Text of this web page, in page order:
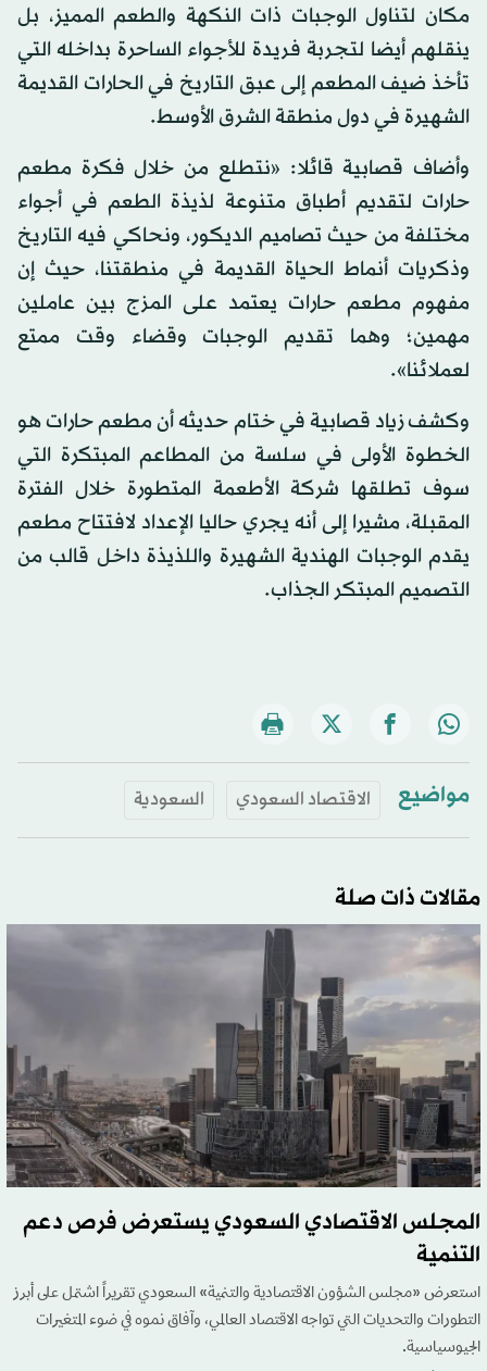
مكان لتناول الوجبات ذات النكهة والطعم المميز، بل
ينقلهم أيضا لتجربة فريدة للأجواء الساحرة بداخله التي
تأخذ ضيف المطعم إلى عبق التاريخ في الحارات القديمة
الشهيرة في دول منطقة الشرق الأوسط.
وأضاف قصابية قائلا: «نتطلع من خلال فكرة مطعم
حارات لتقديم أطباق متنوعة لذيذة الطعم في أجواء
مختلفة من حيث تصاميم الديكور، ونحاكي فيه التاريخ
وذكريات أنماط الحياة القديمة في منطقتنا، حيث إن
مفهوم مطعم حارات يعتمد على المزج بين عاملين
مهمين؛ وهما تقديم الوجبات وقضاء وقت ممتع
لعملائنا».
وكشف زياد قصابية في ختام حديثه أن مطعم حارات هو
الخطوة الأولى في سلسة من المطاعم المبتكرة التي
سوف تطلقها شركة الأطعمة المتطورة خلال الفترة
المقبلة، مشيرا إلى أنه يجري حاليا الإعداد لافتتاح مطعم
يقدم الوجبات الهندية الشهيرة واللذيذة داخل قالب من
التصميم المبتكر الجذاب.
مواضيع الاقتصاد السعودي السعودية
مقالات ذات صلة
المجلس الاقتصادي السعودي يستعرض فرص دعم
التنمية
استعرض «مجلس الشؤون الاقتصادية والتنمية» السعودي تقريراً اشتمل على أبرز
التطورات والتحديات التي تواجه الاقتصاد العالمي، وآفاق نموه في ضوء المتغيرات
الجيوسياسية.